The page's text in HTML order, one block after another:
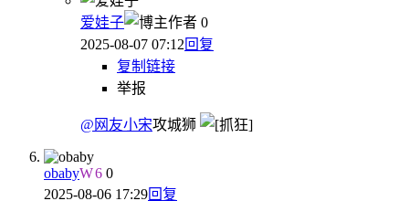
爱娃子 作者 0
2025-08-07 07:12回复
复制链接
举报
@网友小宋攻城狮
obabyW6 0
2025-08-06 17:29回复